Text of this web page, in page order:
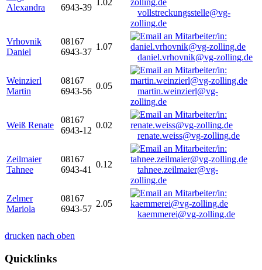
Alexandra
6943-39
1.02
vollstreckungsstelle@vg-
zolling.de
Vrhovnik
Daniel
08167
6943-37
1.07
daniel.vrhovnik@vg-zolling.de
Weinzierl
Martin
08167
6943-56
0.05
martin.weinzierl@vg-
zolling.de
Weiß Renate
08167
6943-12
0.02
renate.weiss@vg-zolling.de
Zeilmaier
Tahnee
08167
6943-41
0.12
tahnee.zeilmaier@vg-
zolling.de
Zelmer
Mariola
08167
6943-57
2.05
kaemmerei@vg-zolling.de
drucken nach oben
Quicklinks